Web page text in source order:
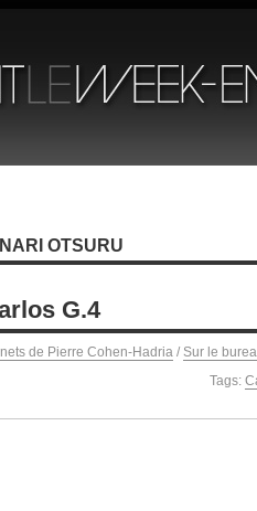
OTSURU
G.4
de Pierre Cohen-Hadria / Sur le
Tags: